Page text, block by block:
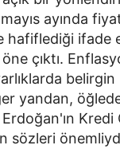
ayında fiyat
hafiflediği ifade
çıktı.
belirgin
yandan,
sözleri